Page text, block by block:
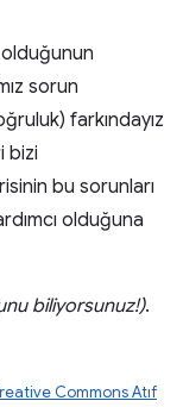
sorun
farkındayız
bizi
bu sorunları
olduğuna
biliyorsunuz!).
Commons Atıf